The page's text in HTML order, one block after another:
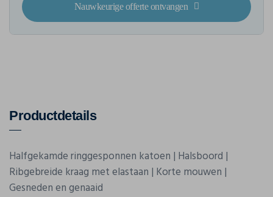
Nauwkeurige offerte ontvangen
Productdetails
Halfgekamde ringgesponnen katoen | Halsboord |
Ribgebreide kraag met elastaan | Korte mouwen |
Gesneden en genaaid